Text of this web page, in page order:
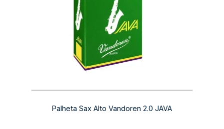
Palheta Sax Alto Vandoren 2.0 JAVA